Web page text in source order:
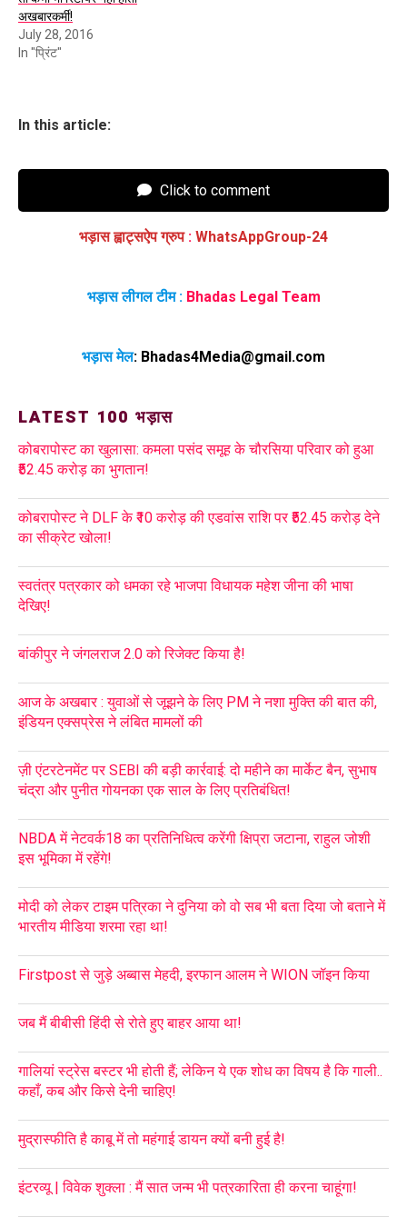
अखबारकर्मी!
July 28, 2016
In "प्रिंट"
In this article:
Click to comment
भड़ास ह्वाट्सऐप ग्रुप : WhatsAppGroup-24
भड़ास लीगल टीम : Bhadas Legal Team
भड़ास मेल: Bhadas4Media@gmail.com
LATEST 100 भड़ास
कोबरापोस्ट का खुलासा: कमला पसंद समूह के चौरसिया परिवार को हुआ
₹52.45 करोड़ का भुगतान!
कोबरापोस्ट ने DLF के ₹10 करोड़ की एडवांस राशि पर ₹52.45 करोड़ देने
का सीक्रेट खोला!
स्वतंत्र पत्रकार को धमका रहे भाजपा विधायक महेश जीना की भाषा
देखिए!
बांकीपुर ने जंगलराज 2.0 को रिजेक्ट किया है!
आज के अखबार : युवाओं से जूझने के लिए PM ने नशा मुक्ति की बात की,
इंडियन एक्सप्रेस ने लंबित मामलों की
ज़ी एंटरटेनमेंट पर SEBI की बड़ी कार्रवाई: दो महीने का मार्केट बैन, सुभाष
चंद्रा और पुनीत गोयनका एक साल के लिए प्रतिबंधित!
NBDA में नेटवर्क18 का प्रतिनिधित्व करेंगी क्षिप्रा जटाना, राहुल जोशी
इस भूमिका में रहेंगे!
मोदी को लेकर टाइम पत्रिका ने दुनिया को वो सब भी बता दिया जो बताने में
भारतीय मीडिया शरमा रहा था!
Firstpost से जुड़े अब्बास मेहदी, इरफान आलम ने WION जॉइन किया
जब मैं बीबीसी हिंदी से रोते हुए बाहर आया था!
गालियां स्ट्रेस बस्टर भी होती हैं; लेकिन ये एक शोध का विषय है कि गाली..
कहाँ, कब और किसे देनी चाहिए!
मुद्रास्फीति है काबू में तो महंगाई डायन क्यों बनी हुई है!
इंटरव्यू | विवेक शुक्ला : मैं सात जन्म भी पत्रकारिता ही करना चाहूंगा!